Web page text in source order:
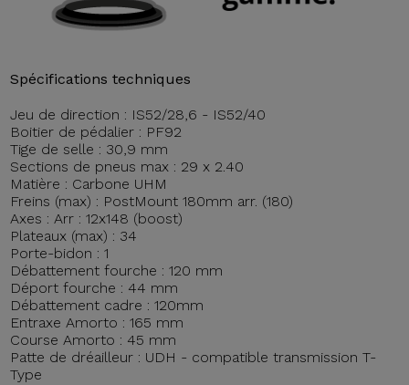
Spécifications techniques
Jeu de direction : IS52/28,6 - IS52/40
Boitier de pédalier : PF92
Tige de selle : 30,9 mm
Sections de pneus max : 29 x 2.40
Matière : Carbone UHM
Freins (max) : PostMount 180mm arr. (180)
Axes : Arr : 12x148 (boost)
Plateaux (max) : 34
Porte-bidon : 1
Débattement fourche : 120 mm
Déport fourche : 44 mm
Débattement cadre : 120mm
Entraxe Amorto : 165 mm
Course Amorto : 45 mm
Patte de dréailleur : UDH - compatible transmission T-
Type